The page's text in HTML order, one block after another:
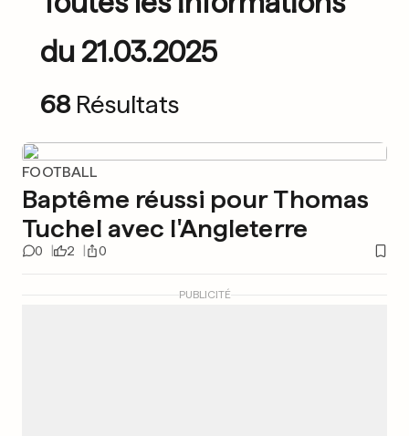
du 21.03.2025
68 Résultats
FOOTBALL
Baptême réussi pour Thomas
Tuchel avec l'Angleterre
0 2 0
PUBLICITÉ